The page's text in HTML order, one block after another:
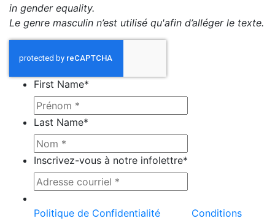
in gender equality.
Le genre masculin n’est utilisé qu'afin d’alléger le texte.
First Name*
Last Name*
Inscrivez-vous à notre infolettre*
Politique de Confidentialité
Conditions